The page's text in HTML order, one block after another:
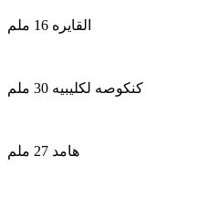
القايره 16 ملم
كنكوصه لكليبيه 30 ملم
هامد 27 ملم